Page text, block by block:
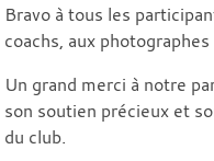
Bravo à tous les
coachs, aux
Un grand merci à notre
son soutien précieux et
du club.